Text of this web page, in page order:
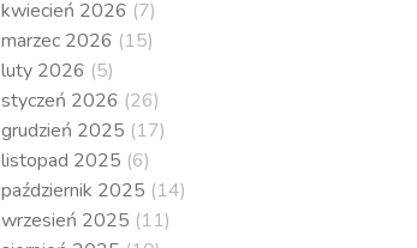
kwiecień 2026 (7)
marzec 2026 (15)
luty 2026 (5)
styczeń 2026 (26)
grudzień 2025 (17)
listopad 2025 (6)
październik 2025 (14)
wrzesień 2025 (11)